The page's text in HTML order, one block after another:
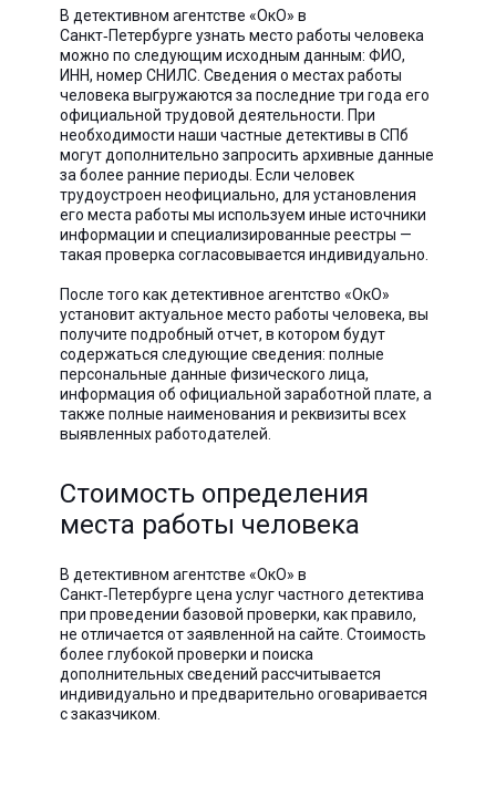
В детективном агентстве «ОкО» в
Санкт‑Петербурге узнать место работы человека
можно по следующим исходным данным: ФИО,
ИНН, номер СНИЛС. Сведения о местах работы
человека выгружаются за последние три года его
официальной трудовой деятельности. При
необходимости наши частные детективы в СПб
могут дополнительно запросить архивные данные
за более ранние периоды. Если человек
трудоустроен неофициально, для установления
его места работы мы используем иные источники
информации и специализированные реестры —
такая проверка согласовывается индивидуально.
После того как детективное агентство «ОкО»
установит актуальное место работы человека, вы
получите подробный отчет, в котором будут
содержаться следующие сведения: полные
персональные данные физического лица,
информация об официальной заработной плате, а
также полные наименования и реквизиты всех
выявленных работодателей.
В детективном агентстве «ОкО» в
Санкт‑Петербурге цена услуг частного детектива
при проведении базовой проверки, как правило,
не отличается от заявленной на сайте. Стоимость
более глубокой проверки и поиска
дополнительных сведений рассчитывается
индивидуально и предварительно оговаривается
с заказчиком.
Стоимость определения
места работы человека